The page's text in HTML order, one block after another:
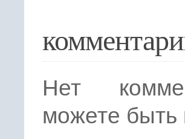
Нет
можете